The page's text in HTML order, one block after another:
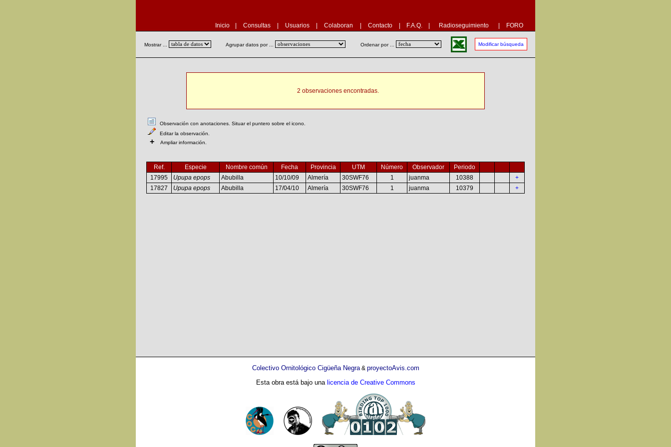
Inicio Consultas Usuarios Colaboran Contacto F.A.Q. Radioseguimiento FORO
Mostrar ... Agrupar datos por ... Ordenar por ... Modificar búsqueda
2 observaciones encontradas.
Observación con anotaciones. Situar el puntero sobre el icono.
Editar la observación.
+ Ampliar información.
Ref. Especie Nombre común Fecha Provincia UTM Número Observador
Periodo
17995
Upupa epops Abubilla 10/10/09 Almería 30SWF76 1 juanma 10388
+
17827
Upupa epops Abubilla 17/04/10 Almería 30SWF76 1 juanma 10379 +
Colectivo Ornitológico Cigüeña Negra& proyectoAvis.com
Esta obra está bajo una licencia de Creative Commons